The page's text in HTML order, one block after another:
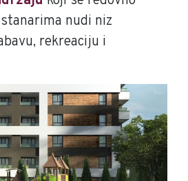
nudi niz
rekreaciju i